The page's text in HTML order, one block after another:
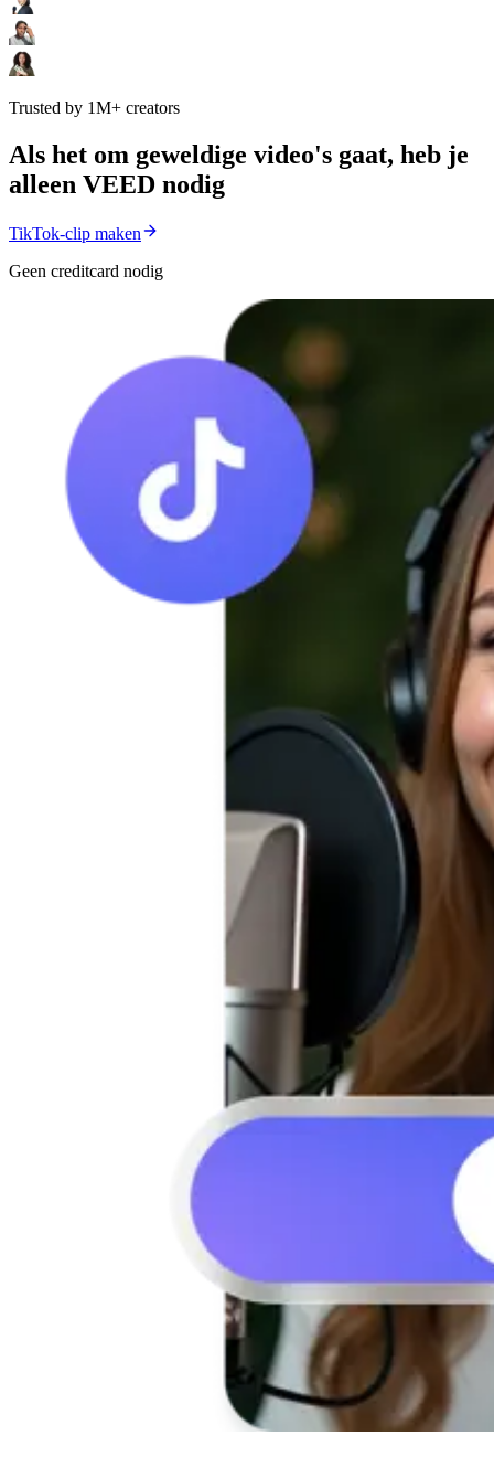
Trusted by 1M+ creators
Als het om geweldige video's gaat, heb je
alleen VEED nodig
TikTok-clip maken
Geen creditcard nodig